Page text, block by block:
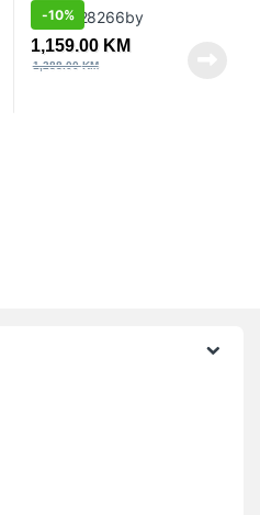
-10%
1,159.00 KM
1,288.00KM